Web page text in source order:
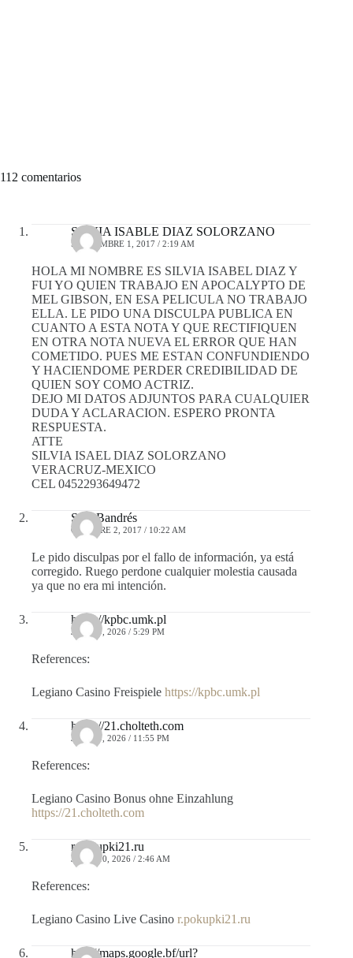
112 comentarios
SILVIA ISABLE DIAZ SOLORZANO
SEPTIEMBRE 1, 2017 / 2:19 AM
HOLA MI NOMBRE ES SILVIA ISABEL DIAZ Y
FUI YO QUIEN TRABAJO EN APOCALYPTO DE
MEL GIBSON, EN ESA PELICULA NO TRABAJO
ELLA. LE PIDO UNA DISCULPA PUBLICA EN
CUANTO A ESTA NOTA Y QUE RECTIFIQUEN
EN OTRA NOTA NUEVA EL ERROR QUE HAN
COMETIDO. PUES ME ESTAN CONFUNDIENDO
Y HACIENDOME PERDER CREDIBILIDAD DE
QUIEN SOY COMO ACTRIZ.
DEJO MI DATOS ADJUNTOS PARA CUALQUIER
DUDA Y ACLARACION. ESPERO PRONTA
RESPUESTA.
ATTE
SILVIA ISAEL DIAZ SOLORZANO
VERACRUZ-MEXICO
CEL 0452293649472
Sara Bandrés
OCTUBRE 2, 2017 / 10:22 AM
Le pido disculpas por el fallo de información, ya está
corregido. Ruego perdone cualquier molestia causada
ya que no era mi intención.
https://kpbc.umk.pl
JULIO 9, 2026 / 5:29 PM
References:
Legiano Casino Freispiele https://kpbc.umk.pl
https://21.cholteth.com
JULIO 9, 2026 / 11:55 PM
References:
Legiano Casino Bonus ohne Einzahlung
https://21.cholteth.com
r.pokupki21.ru
JULIO 10, 2026 / 2:46 AM
References:
Legiano Casino Live Casino r.pokupki21.ru
http://maps.google.bf/url?